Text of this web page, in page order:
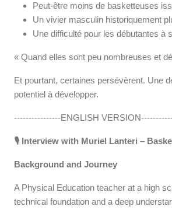
Peut-être moins de basketteuses
Un vivier masculin historiquement
Une difficulté pour les débutantes à
« Quand elles sont peu nombreuses et
Et pourtant, certaines persévèrent. Une
potentiel à développer.
----------------ENGLISH
🎙️ Interview with Muriel Lanteri –
Background and Journey
A Physical Education teacher at a high
technical foundation and a deep